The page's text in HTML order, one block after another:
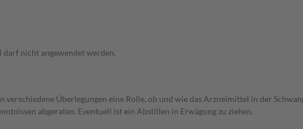
nicht angewendet werden.
verschiedene Überlegungen eine Rolle, ob und wie das Arzneimittel in der
abgeraten. Eventuell ist ein Abstillen in Erwägung zu ziehen.